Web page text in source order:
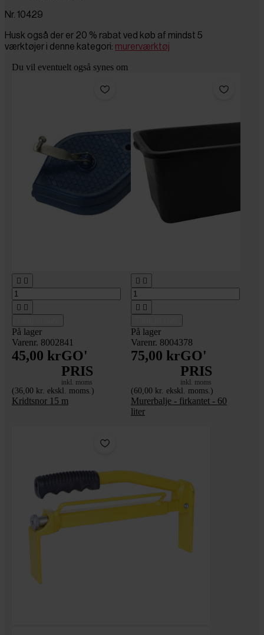
Nr. 10429
Husk også der er 20 % rabat ved køb af mindst 5
værktøjer i denne kategori: murerværktøj
Du vil eventuelt også synes om
 
 
På lager
Varenr. 8002841
45,00 krGO'
PRIS
inkl. moms
(36,00 kr. ekskl. moms.)
Kridtsnor 15 m
 
 
På lager
Varenr. 8004378
75,00 krGO'
PRIS
inkl. moms
(60,00 kr. ekskl. moms.)
Murerbalje - firkantet - 60
liter